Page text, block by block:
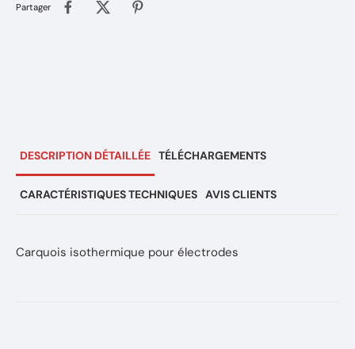
Partager
DESCRIPTION DÉTAILLÉE TÉLÉCHARGEMENTS
CARACTÉRISTIQUES TECHNIQUES AVIS CLIENTS
Carquois isothermique pour électrodes